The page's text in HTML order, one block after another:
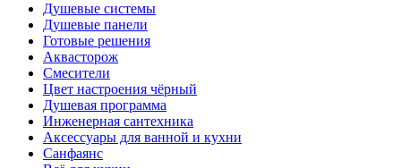
Душевые системы
Душевые панели
Готовые решения
Аквасторож
Смесители
Цвет настроения чёрный
Душевая программа
Инженерная сантехника
Аксессуары для ванной и кухни
Санфаянс